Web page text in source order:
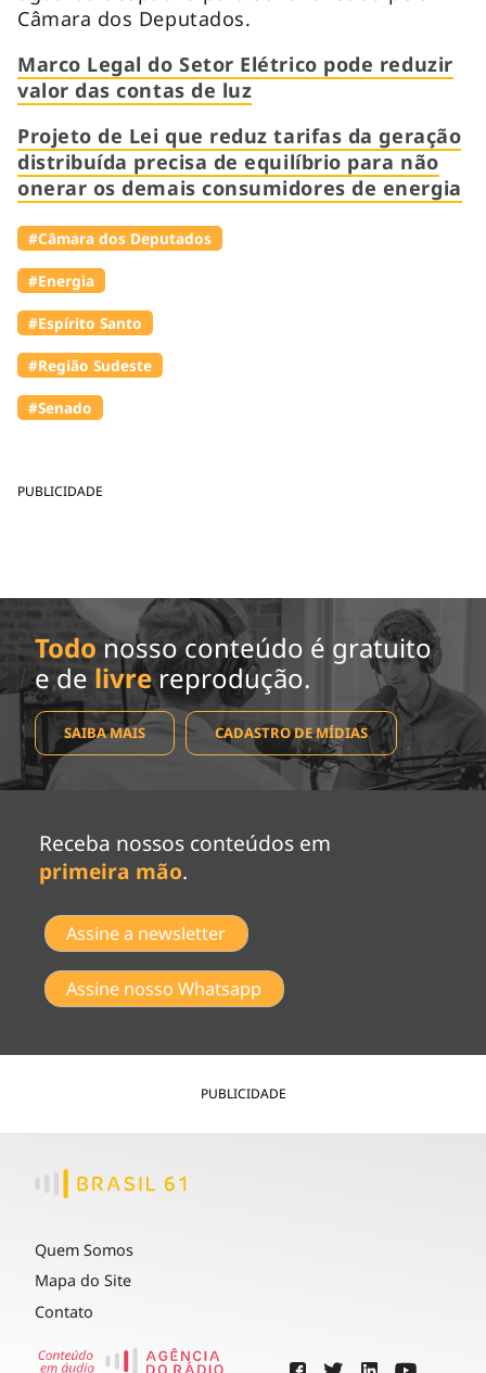
PUBLICIDADE
Câmara dos Deputados.
Marco Legal do Setor Elétrico pode reduzir
valor das contas de luz
Projeto de Lei que reduz tarifas da geração
distribuída precisa de equilíbrio para não
onerar os demais consumidores de energia
#Câmara dos Deputados
#Energia
#Espírito Santo
#Região Sudeste
#Senado
Todo nosso conteúdo é gratuito
e de livrereprodução.
SAIBA MAIS CADASTRO DE MÍDIAS
Receba nossos conteúdos em
primeira mão.
Assine a newsletter
Assine nosso Whatsapp
PUBLICIDADE
Quem Somos
Mapa do Site
Contato